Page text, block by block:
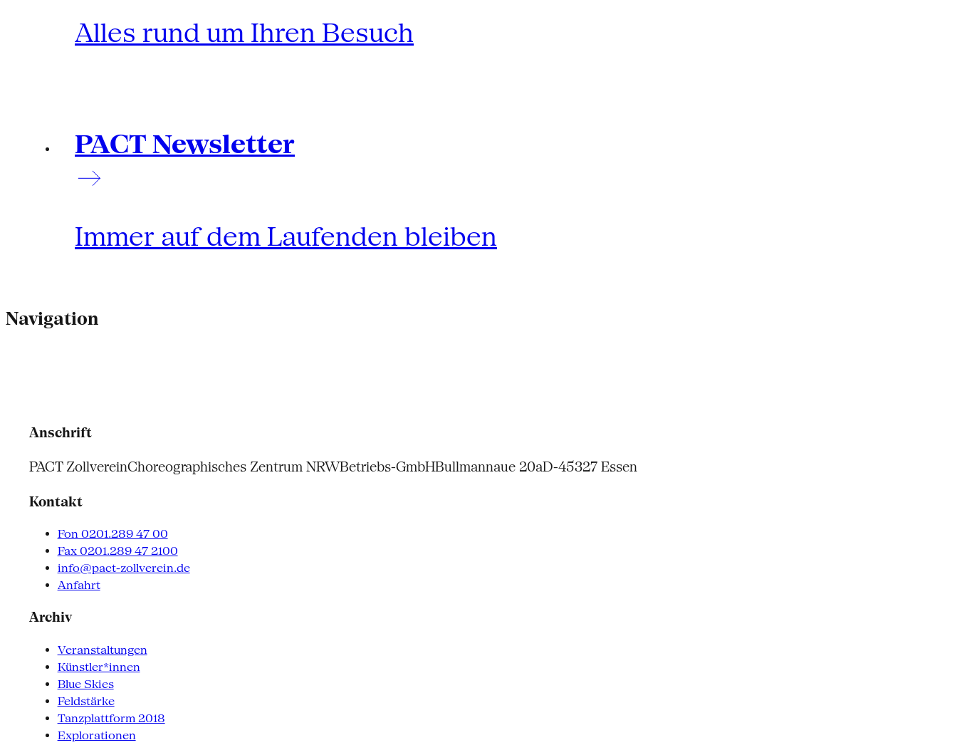
Alles rund um Ihren Besuch
PACT Newsletter
Immer auf dem Laufenden bleiben
Navigation
Anschrift
PACT ZollvereinChoreographisches Zentrum NRWBetriebs-GmbHBullmannaue 20aD-45327 Essen
Kontakt
Fon 0201.289 47 00
Fax 0201.289 47 2100
info@pact-zollverein.de
Anfahrt
Archiv
Veranstaltungen
Künstler*innen
Blue Skies
Feldstärke
Tanzplattform 2018
Explorationen